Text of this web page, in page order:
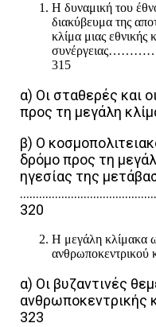
Η δυναμική του
διακύβευμα της
κλίμα μιας εθνικής
315
α) Οι σταθερές και
προς τη μεγάλη
β) Ο
δρόμο προς τη
ηγεσίας της
320
Η μεγάλη κλίμακα
α) Οι βυζαντινές
323